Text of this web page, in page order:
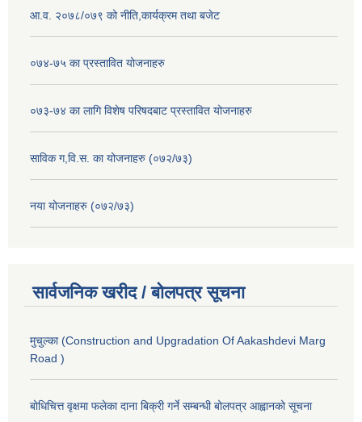
आ.व. २०७८/०७९ को नीति,कार्यक्रम तथा बजेट
०७४-७५ का प्रस्तावित योजनाहरु
०७३-७४ का लागि विशेष परिषदबाट प्रस्तावित योजनाहरु
साविक ग,वि.स. का योजनाहरु (०७२/७३)
नया योजनाहरु (०७२/७३)
सार्वजनिक खरीद / बोलपत्र सूचना
मुचुल्का (Construction and Upgradation Of Aakashdevi Marg
Road )
बोधिचित्त वृक्षमा फलेका दाना बिक्री गर्ने सम्बन्धी बोलपत्र आह्वानको सूचना